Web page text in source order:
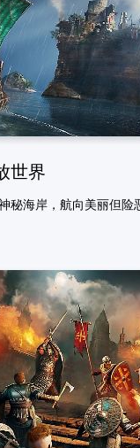
世界
秘海岸，航向美丽但险